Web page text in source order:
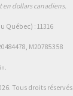
en dollars canadiens.
Québec) : 11316
M20785358
Tous droits réservés.